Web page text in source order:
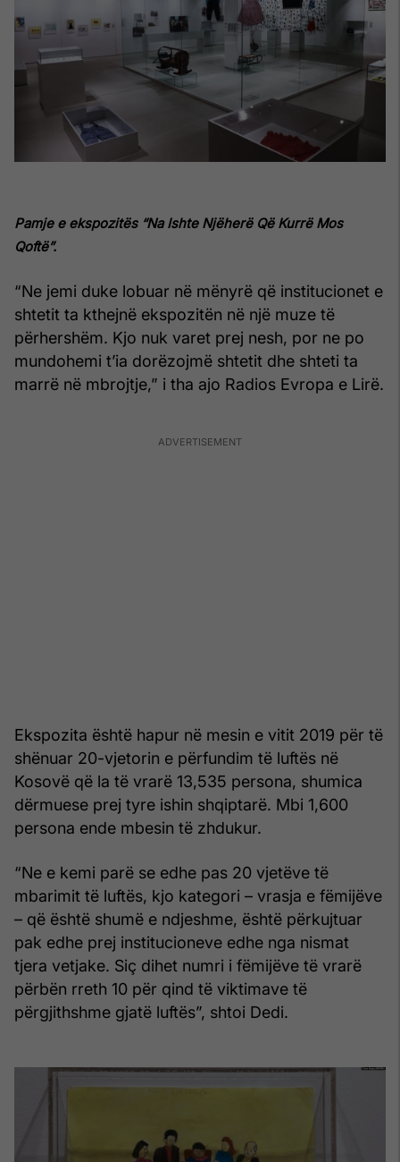
Pamje e ekspozitës “Na Ishte Njëherë Që Kurrë Mos
Qoftë”.
“Ne jemi duke lobuar në mënyrë që institucionet e
shtetit ta kthejnë ekspozitën në një muze të
përhershëm. Kjo nuk varet prej nesh, por ne po
mundohemi t’ia dorëzojmë shtetit dhe shteti ta
marrë në mbrojtje,” i tha ajo Radios Evropa e Lirë.
Ekspozita është hapur në mesin e vitit 2019 për të
shënuar 20-vjetorin e përfundim të luftës në
Kosovë që la të vrarë 13,535 persona, shumica
dërmuese prej tyre ishin shqiptarë. Mbi 1,600
persona ende mbesin të zhdukur.
“Ne e kemi parë se edhe pas 20 vjetëve të
mbarimit të luftës, kjo kategori – vrasja e fëmijëve
– që është shumë e ndjeshme, është përkujtuar
pak edhe prej institucioneve edhe nga nismat
tjera vetjake. Siç dihet numri i fëmijëve të vrarë
përbën rreth 10 për qind të viktimave të
përgjithshme gjatë luftës”, shtoi Dedi.